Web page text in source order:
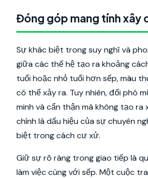
Đóng góp mang tính xây
Sự khác biệt trong suy nghĩ và
giữa các thế hệ tạo ra khoảng
tuổi hoặc nhỏ tuổi hơn sếp, mâu
có thể xảy ra. Tuy nhiên, đối phó
minh và cẩn thận mà không tạo ra
chính là dấu hiệu của sự chuyên
biệt trong cách cư xử.
Giữ sự rõ ràng trong giao tiếp là
làm việc cùng với sếp. Một cuộc